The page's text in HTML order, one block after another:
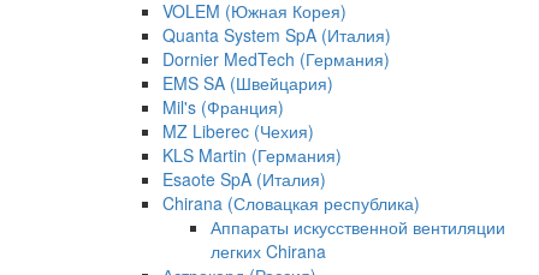
VOLEM (Южная Корея)
Quanta System SpA (Италия)
Dornier MedTech (Германия)
EMS SA (Швейцария)
Mil's (Франция)
MZ Liberec (Чехия)
KLS Martin (Германия)
Esaote SpA (Италия)
Chirana (Словацкая республика)
Аппараты искусственной вентиляции
легких Chirana